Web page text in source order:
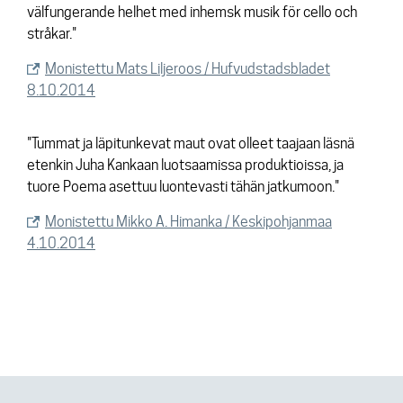
välfungerande helhet med inhemsk musik för cello och
stråkar."
Monistettu Mats Liljeroos / Hufvudstadsbladet
8.10.2014
"Tummat ja läpitunkevat maut ovat olleet taajaan läsnä
etenkin Juha Kankaan luotsaamissa produktioissa, ja
tuore Poema asettuu luontevasti tähän jatkumoon."
Monistettu Mikko A. Himanka / Keskipohjanmaa
4.10.2014